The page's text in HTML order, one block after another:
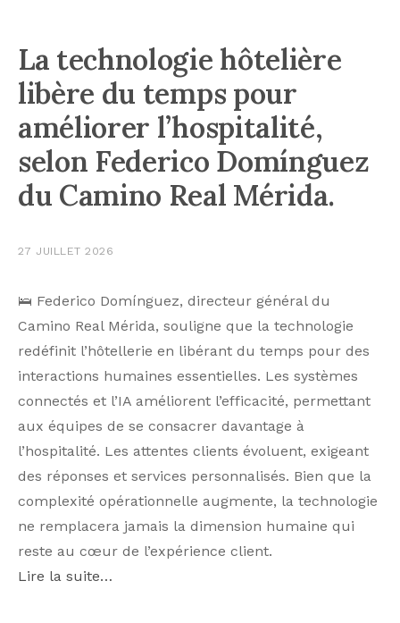
La technologie hôtelière
libère du temps pour
améliorer l’hospitalité,
selon Federico Domínguez
du Camino Real Mérida.
27 JUILLET 2026
🛌 Federico Domínguez, directeur général du
Camino Real Mérida, souligne que la technologie
redéfinit l’hôtellerie en libérant du temps pour des
interactions humaines essentielles. Les systèmes
connectés et l’IA améliorent l’efficacité, permettant
aux équipes de se consacrer davantage à
l’hospitalité. Les attentes clients évoluent, exigeant
des réponses et services personnalisés. Bien que la
complexité opérationnelle augmente, la technologie
ne remplacera jamais la dimension humaine qui
reste au cœur de l’expérience client.
Lire la suite…